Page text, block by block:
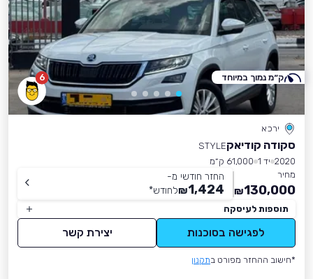
6
ירכא
סקודה קודיאקSTYLE
2020 יד 1
61,000 ק״מ
מחיר
130,000
₪
החזר חודשי מ-
1,424
₪לחודש*
תוספות לעיסקה
לפגישה בסוכנות יצירת קשר
*חישוב ההחזר מפורט בתקנון
ק״מ נמוך במיוחד